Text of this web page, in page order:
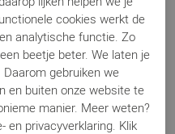
cookies werkt de
analytische functie. Zo
beetje beter. We laten je
gebruiken we
en buiten onze website te
manier. Meer weten?
en privacyverklaring. Klik